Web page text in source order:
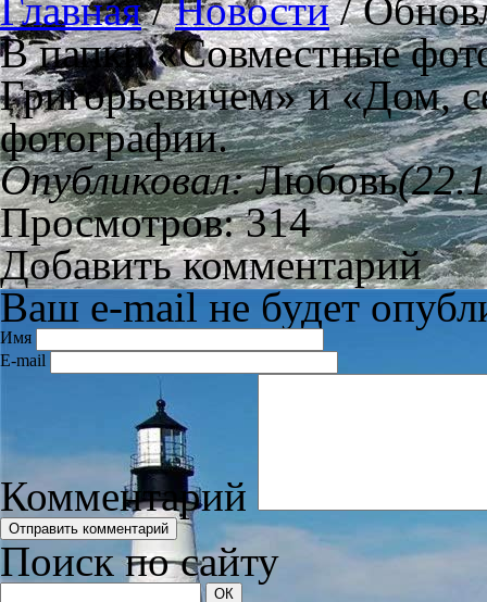
Главная/Новости/
В папки «Совместные
Григорьевичем» и «Дом,
фотографии.
Опубликовал:Любовь
Просмотров: 314
Добавить комментарий
Ваш e-mail не будет
Имя
E-mail
Комментарий
Поиск по сайту